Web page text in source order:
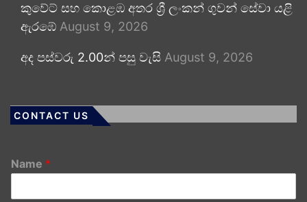
කුවේට් සහ කොළඹ අතර ශ්‍රී ලංකන් ගුවන් සේවා යළි
ඇරඹේ August 9, 2026
අද පස්වරු 2.00න් පසු වැසි August 9, 2026
CONTACT US
Name *